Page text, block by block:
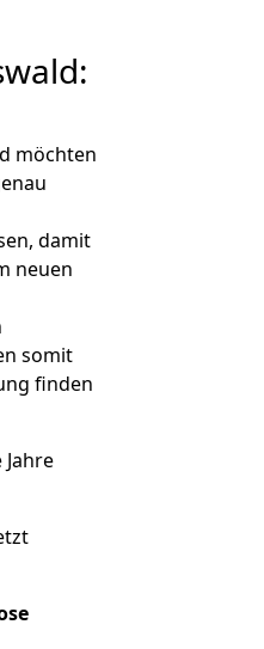
möchten
damit
neuen
somit
finden